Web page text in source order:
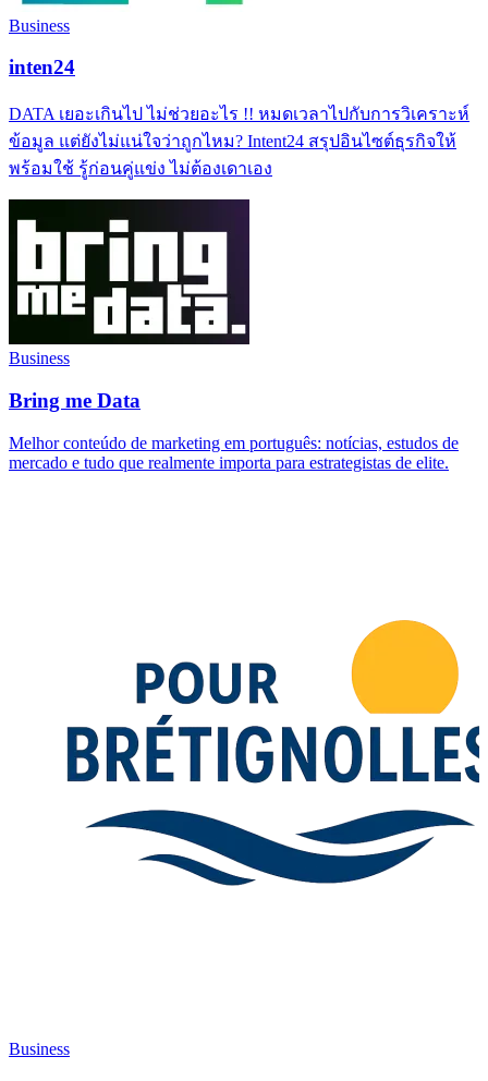
Business
inten24
DATA เยอะเกินไป ไม่ช่วยอะไร !! หมดเวลาไปกับการวิเคราะห์
ข้อมูล แต่ยังไม่แน่ใจว่าถูกไหม? Intent24 สรุปอินไซต์ธุรกิจให้
พร้อมใช้ รู้ก่อนคู่แข่ง ไม่ต้องเดาเอง
Business
Bring me Data
Melhor conteúdo de marketing em português: notícias, estudos de
mercado e tudo que realmente importa para estrategistas de elite.
Business